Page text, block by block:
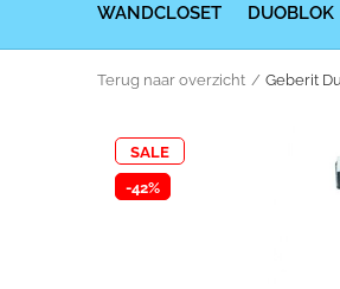
WANDCLOSET DUOBLOK
Terug naar overzicht Geberit
SALE
-42%